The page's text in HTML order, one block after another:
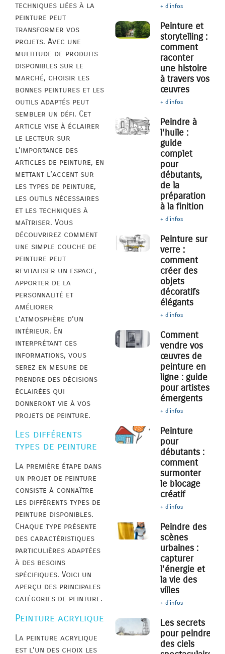
techniques liées à la
peinture peut
transformer vos
projets. Avec une
multitude de produits
disponibles sur le
marché, choisir les
bonnes peintures et les
outils adaptés peut
sembler un défi. Cet
article vise à éclairer
le lecteur sur
l’importance des
articles de peinture, en
mettant l’accent sur
les types de peinture,
les outils nécessaires
et les techniques à
maîtriser. Vous
découvrirez comment
une simple couche de
peinture peut
revitaliser un espace,
apporter de la
personnalité et
améliorer
l’atmosphère d’un
intérieur. En
interprétant ces
informations, vous
serez en mesure de
prendre des décisions
éclairées qui
donneront vie à vos
projets de peinture.
Les différents
types de peinture
La première étape dans
un projet de peinture
consiste à connaître
les différents types de
peinture disponibles.
Chaque type présente
des caractéristiques
particulières adaptées
à des besoins
spécifiques. Voici un
aperçu des principales
catégories de peinture.
Peinture acrylique
La peinture acrylique
est l’un des choix les
+ d'infos
Peinture et
storytelling :
comment
raconter
une histoire
à travers vos
œuvres
+ d'infos
Peindre à
l’huile :
guide
complet
pour
débutants,
de la
préparation
à la finition
+ d'infos
Peinture sur
verre :
comment
créer des
objets
décoratifs
élégants
+ d'infos
Comment
vendre vos
œuvres de
peinture en
ligne : guide
pour artistes
émergents
+ d'infos
Peinture
pour
débutants :
comment
surmonter
le blocage
créatif
+ d'infos
Peindre des
scènes
urbaines :
capturer
l’énergie et
la vie des
villes
+ d'infos
Les secrets
pour peindre
des ciels